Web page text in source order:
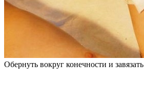
Обернуть вокруг конечности и завязать